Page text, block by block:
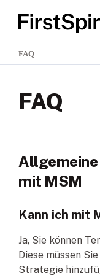
FAQ
FAQ
mit MSM
Kann ich mit
Ja, Sie können
Diese müssen
Strategie